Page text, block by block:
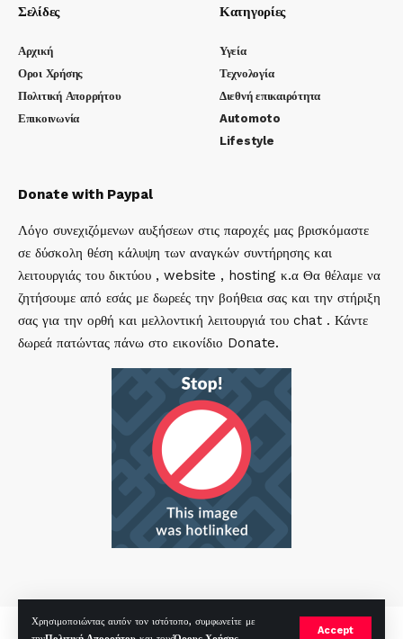
Χρησιμοποιώντας αυτόν τον ιστότοπο, συμφωνείτε με
Accept
Σελίδες
Αρχική
Οροι Χρήσης
Πολιτική Απορρήτου
Επικοινωνία
Κατηγορίες
Υγεία
Τεχνολογία
Διεθνή επικαιρότητα
Automoto
Lifestyle
Donate with Paypal
Λόγο συνεχιζόμενων αυξήσεων στις παροχές μας βρισκόμαστε
σε δύσκολη θέση κάλυψη των αναγκών συντήρησης και
λειτουργιάς του δικτύου , website , hosting κ.α Θα θέλαμε να
ζητήσουμε από εσάς με δωρεές την βοήθεια σας και την στήριξη
σας για την ορθή και μελλοντική λειτουργιά του chat . Κάντε
δωρεά πατώντας πάνω στο εικονίδιο Donate.
mirc.gr 2023 Copyright %year%, All Rights Reserved |bySp